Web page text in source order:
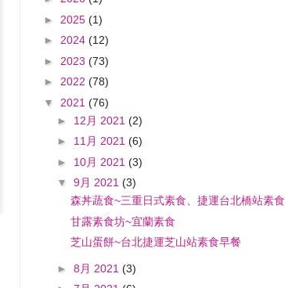
► 2025 (1)
► 2024 (12)
► 2023 (73)
► 2022 (78)
▼ 2021 (76)
► 12月 2021 (2)
► 11月 2021 (6)
► 10月 2021 (3)
▼ 9月 2021 (3)
森丼蔬食~三重日式素食、捷運台北橋站素食
甘露素食坊~宜蘭素食
芝山蛋餅~台北捷運芝山站素食早餐
► 8月 2021 (3)